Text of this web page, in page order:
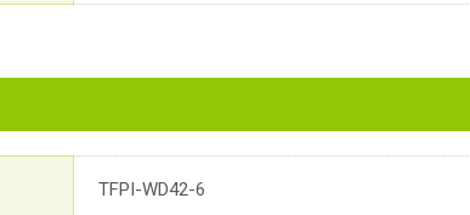
TFPI-WD42-6